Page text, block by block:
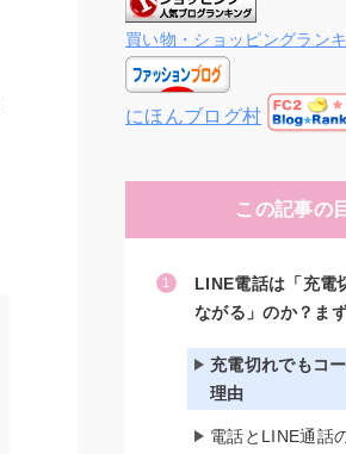
買い物・ショッピングラン
にほんブログ村
この記事の
LINE電話は「充電
ながる」のか？ま
充電切れでもコ
理由
電話とLINE通話